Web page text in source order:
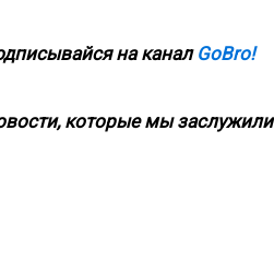
на каналGoBro!
которые мы заслужили